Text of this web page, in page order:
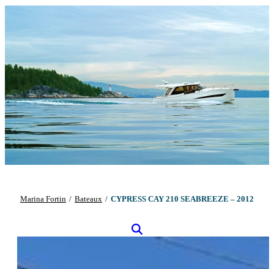
Marina Fortin / Bateaux / CYPRESS CAY 210 SEABREEZE – 2012